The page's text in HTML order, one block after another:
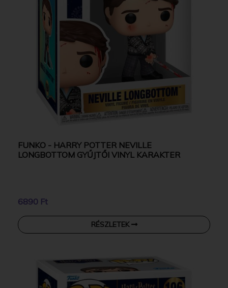
FUNKO - HARRY POTTER NEVILLE
LONGBOTTOM GYŰJTŐI VINYL KARAKTER
6890 Ft
RÉSZLETEK